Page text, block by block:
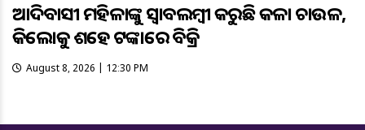
ଆଦିବାସୀ ମହିଳାଙ୍କୁ ସ୍ଵାବଲମ୍ଵୀ କରୁଛି କଳା ଚାଉଳ,
କିଲୋକୁ ଶହେ ଟଙ୍କାରେ ବିକ୍ରି
August 8, 2026 | 12:30 PM